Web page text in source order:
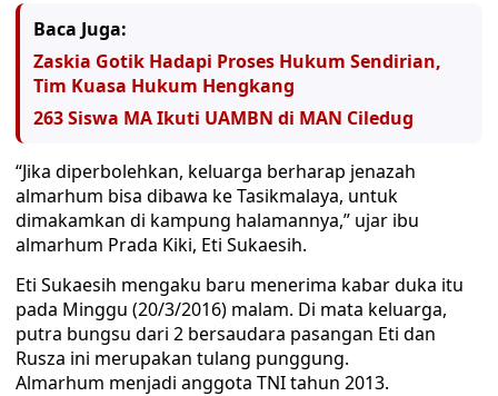
Baca Juga:
Zaskia Gotik Hadapi Proses Hukum Sendirian,
Tim Kuasa Hukum Hengkang
263 Siswa MA Ikuti UAMBN di MAN Ciledug
“Jika diperbolehkan, keluarga berharap jenazah
almarhum bisa dibawa ke Tasikmalaya, untuk
dimakamkan di kampung halamannya,” ujar ibu
almarhum Prada Kiki, Eti Sukaesih.
Eti Sukaesih mengaku baru menerima kabar duka itu
pada Minggu (20/3/2016) malam. Di mata keluarga,
putra bungsu dari 2 bersaudara pasangan Eti dan
Rusza ini merupakan tulang punggung.
Almarhum menjadi anggota TNI tahun 2013.